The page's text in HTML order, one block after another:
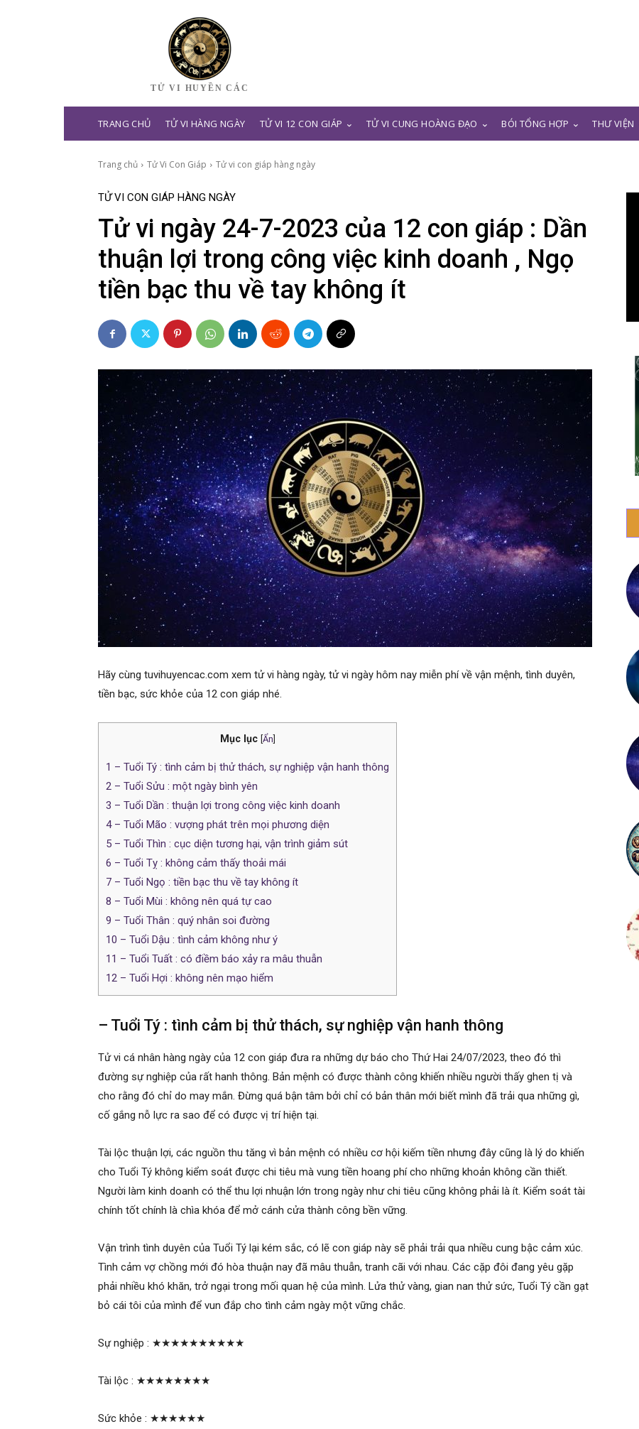
TỬ VI HUYỀN CÁC
TRANG CHỦ TỬ VI HÀNG NGÀY TỬ VI 12 CON GIÁP TỬ VI CUNG HOÀNG ĐẠO BÓI TỔNG HỢP THƯ VIỆN
Trang chủ Tử Vi Con Giáp Tử vi con giáp hàng ngày
TỬ VI CON GIÁP HÀNG NGÀY
Tử vi ngày 24-7-2023 của 12 con giáp : Dần
thuận lợi trong công việc kinh doanh , Ngọ
tiền bạc thu về tay không ít
Hãy cùng tuvihuyencac.com xem tử vi hàng ngày, tử vi ngày hôm nay miễn phí về vận mệnh, tình duyên,
tiền bạc, sức khỏe của 12 con giáp nhé.
Mục lục Ẩn
1 – Tuổi Tý : tình cảm bị thử thách, sự nghiệp vận hanh thông
2 – Tuổi Sửu : một ngày bình yên
3 – Tuổi Dần : thuận lợi trong công việc kinh doanh
4– Tuổi Mão : vượng phát trên mọi phương diện
5 – Tuổi Thìn : cục diện tương hại, vận trình giảm sút
6 – Tuổi Tỵ : không cảm thấy thoải mái
7 – Tuổi Ngọ : tiền bạc thu về tay không ít
8 – Tuổi Mùi : không nên quá tự cao
9 – Tuổi Thân : quý nhân soi đường
10 – Tuổi Dậu : tình cảm không như ý
11 – Tuổi Tuất : có điềm báo xảy ra mâu thuẫn
12 – Tuổi Hợi : không nên mạo hiểm
– Tuổi Tý : tình cảm bị thử thách, sự nghiệp vận hanh thông
Tử vi cá nhân hàng ngày của 12 con giáp đưa ra những dự báo cho Thứ Hai 24/07/2023, theo đó thì
đường sự nghiệp của rất hanh thông. Bản mệnh có được thành công khiến nhiều người thấy ghen tị và
cho rằng đó chỉ do may mắn. Đừng quá bận tâm bởi chỉ có bản thân mới biết mình đã trải qua những gì,
cố gắng nỗ lực ra sao để có được vị trí hiện tại.
Tài lộc thuận lợi, các nguồn thu tăng vì bản mệnh có nhiều cơ hội kiếm tiền nhưng đây cũng là lý do khiến
cho Tuổi Tý không kiểm soát được chi tiêu mà vung tiền hoang phí cho những khoản không cần thiết.
Người làm kinh doanh có thể thu lợi nhuận lớn trong ngày như chi tiêu cũng không phải là ít. Kiểm soát tài
chính tốt chính là chìa khóa để mở cánh cửa thành công bền vững.
Vận trình tình duyên của Tuổi Tý lại kém sắc, có lẽ con giáp này sẽ phải trải qua nhiều cung bậc cảm xúc.
Tình cảm vợ chồng mới đó hòa thuận nay đã mâu thuẫn, tranh cãi với nhau. Các cặp đôi đang yêu gặp
phải nhiều khó khăn, trở ngại trong mối quan hệ của mình. Lửa thử vàng, gian nan thử sức, Tuổi Tý cần gạt
bỏ cái tôi của mình để vun đắp cho tình cảm ngày một vững chắc.
Sự nghiệp : ★★★★★★★★★★
Tài lộc : ★★★★★★★★
Sức khỏe : ★★★★★★